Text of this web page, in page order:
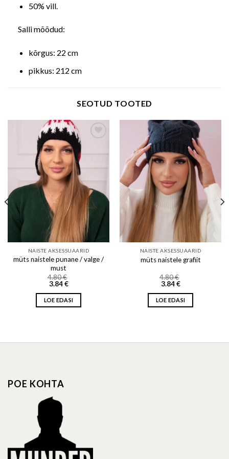
50% vill.
Salli mõõdud:
kõrgus: 22 cm
pikkus: 212 cm
SEOTUD TOOTED
Add to wishlist
NAISTE AKSESSUAARID
müts naistele punane / valge /
must
4.80€
3.84€
LOE EDASI
Add to wishlist
NAISTE AKSESSUAARID
müts naistele grafiit
4.80€
3.84€
LOE EDASI
POE KOHTA